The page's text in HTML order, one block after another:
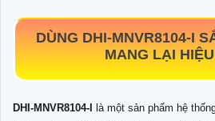
DÙNG DHI-MNVR8104-I
MANG LẠI
DHI-MNVR8104-I là một sản phẩm hệ